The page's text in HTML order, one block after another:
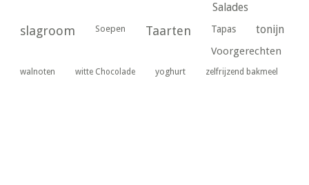
Salades
slagroom Soepen Taarten Tapas tonijn
Voorgerechten
walnoten witte Chocolade yoghurt zelfrijzend bakmeel